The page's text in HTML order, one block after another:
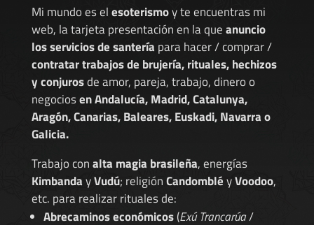
Mi mundo es elesoterismoy te encuentras mi
web, la tarjeta presentación en la queanuncio
los servicios de santería para hacer / comprar /
contratar trabajos de brujería, rituales, hechizos
y conjurosde amor, pareja, trabajo, dinero o
negociosen Andalucía, Madrid, Catalunya,
Aragón, Canarias, Baleares, Euskadi, Navarra o
Galicia.
Trabajo conalta magia brasileña, energías
KimbandayVudú; religiónCandombléyVoodoo,
etc. para realizar rituales de:
Abrecaminos económicos(Exú Trancarúa/